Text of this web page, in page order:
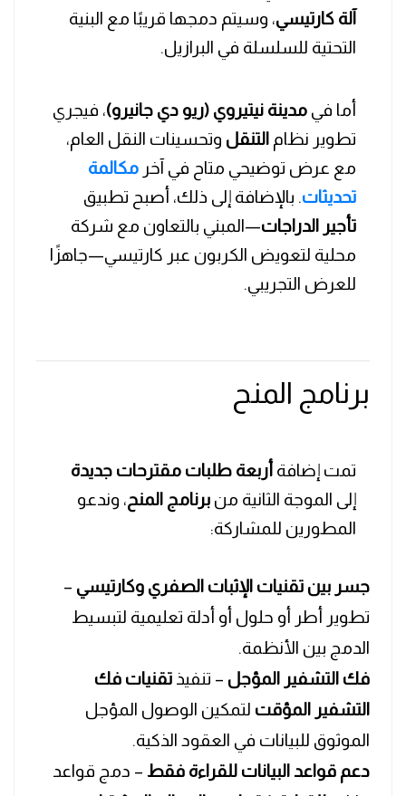
آلة كارتيسي، وسيتم دمجها قريبًا مع البنية
التحتية للسلسلة في البرازيل.
أما في مدينة نيتيروي (ريو دي جانيرو)، فيجري
تطوير نظام التنقل وتحسينات النقل العام،
مع عرض توضيحي متاح في آخر مكالمة
تحديثات. بالإضافة إلى ذلك، أصبح تطبيق
تأجير الدراجات—المبني بالتعاون مع شركة
محلية لتعويض الكربون عبر كارتيسي—جاهزًا
للعرض التجريبي.
برنامج المنح
تمت إضافة أربعة طلبات مقترحات جديدة
إلى الموجة الثانية من برنامج المنح، وندعو
المطورين للمشاركة:
جسر بين تقنيات الإثبات الصفري وكارتيسي –
تطوير أطر أو حلول أو أدلة تعليمية لتبسيط
الدمج بين الأنظمة.
فك التشفير المؤجل – تنفيذ تقنيات فك
التشفير المؤقت لتمكين الوصول المؤجل
الموثوق للبيانات في العقود الذكية.
دعم قواعد البيانات للقراءة فقط – دمج قواعد